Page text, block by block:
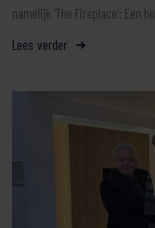
namelijk ‘The Fireplace’: Een
Lees verder